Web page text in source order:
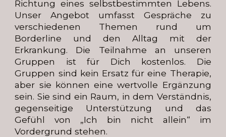
Richtung eines selbstbestimmten Lebens.
Unser Angebot umfasst Gespräche zu
verschiedenen Themen rund um
Borderline und den Alltag mit der
Erkrankung. Die Teilnahme an unseren
Gruppen ist für Dich kostenlos. Die
Gruppen sind kein Ersatz für eine Therapie,
aber sie können eine wertvolle Ergänzung
sein. Sie sind ein Raum, in dem Verständnis,
gegenseitige Unterstützung und das
Gefühl von „Ich bin nicht allein“ im
Vordergrund stehen.